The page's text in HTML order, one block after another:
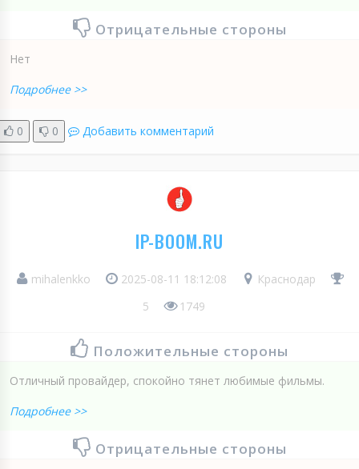
Отрицательные стороны
Нет
Подробнее >>
0 0 Добавить комментарий
IP-BOOM.RU
mihalenkko 2025-08-11 18:12:08
Краснодар
5
1749
Положительные стороны
Отличный провайдер, спокойно тянет любимые фильмы.
Подробнее >>
Отрицательные стороны